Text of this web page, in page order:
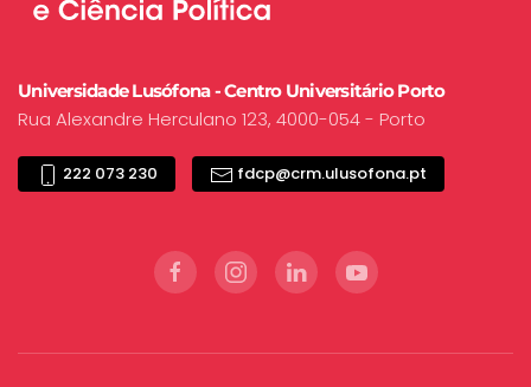
Universidade Lusófona - Centro Universitário Porto
Rua Alexandre Herculano 123, 4000-054 - Porto
222 073 230 fdcp@crm.ulusofona.pt